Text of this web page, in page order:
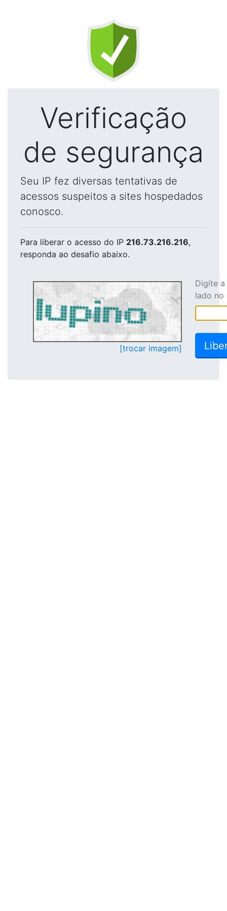
Verificação
de segurança
Seu IP fez diversas tentativas de
acessos suspeitos a sites hospedados
conosco.
Para liberar o acesso do IP 216.73.216.216,
responda ao desafio abaixo.
[trocar imagem]
Digite
lado no